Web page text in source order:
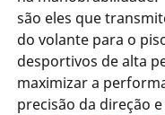
são eles que
do volante para o
desportivos de alta
maximizar a
precisão da direção